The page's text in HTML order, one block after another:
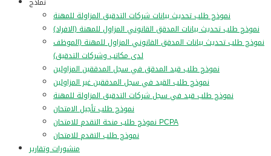
نموذج طلب تحديث بيانات شركات التدقيق المزاولة للمهنة
نموذج طلب تحديث بيانات المدقق القانوني المزاول للمهنة (الافراد)
نموذج طلب تحديث بيانات المدقق القانوني المزاول للمهنة (الموظف
لدى مكاتب وشركات التدقيق)
نموذج طلب قيد المدقق في سجل المدققين المزاولين
نموذج طلب القيد في سجل المدققين غير المزاولين
نموذج طلب قيد في سجل شركات التدقيق المزاولة للمهنة
نموذج طلب تأجيل الامتحان
نموذج طلب منحة التقدم للامتحان PCPA
نموذج طلب التقدم للامتحان
منشورات وتقارير